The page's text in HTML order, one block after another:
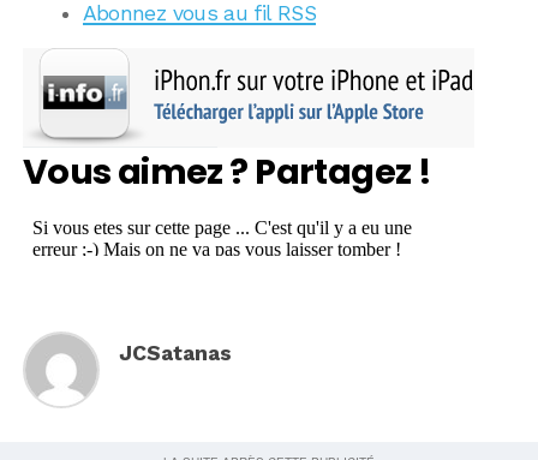
Abonnez vous au fil RSS
Vous aimez ? Partagez !
JCSatanas